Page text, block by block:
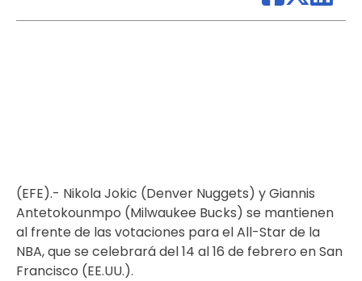
(EFE).- Nikola Jokic (Denver Nuggets) y Giannis
Antetokounmpo (Milwaukee Bucks) se mantienen
al frente de las votaciones para el All-Star de la
NBA, que se celebrará del 14 al 16 de febrero en San
Francisco (EE.UU.).